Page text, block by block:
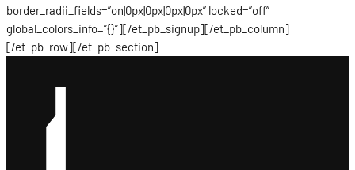
border_radii_fields=”on|0px|0px|0px|0px” locked=”off”
global_colors_info=”{}”][/et_pb_signup][/et_pb_column]
[/et_pb_row][/et_pb_section]